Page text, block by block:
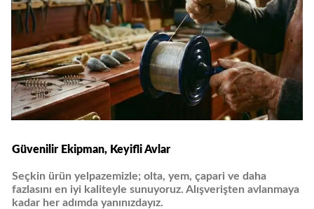
Güvenilir Ekipman, Keyifli Avlar
Seçkin ürün yelpazemizle; olta, yem, çapari ve daha
fazlasını en iyi kaliteyle sunuyoruz. Alışverişten avlanmaya
kadar her adımda yanınızdayız.